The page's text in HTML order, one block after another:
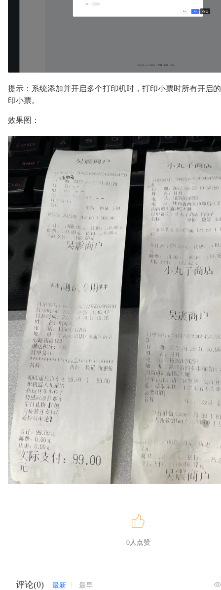
提示：系统添加并开启多个打印机时，打印小票时所有开启
印小票。
效果图：
0人点赞
评论(0) 最新 最早